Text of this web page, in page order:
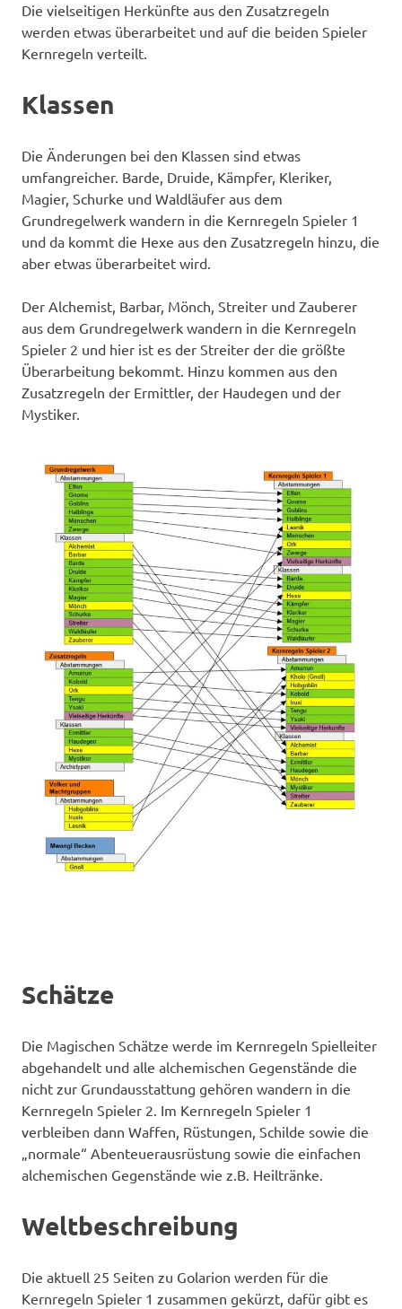
Die vielseitigen Herkünfte aus den Zusatzregeln
werden etwas überarbeitet und auf die beiden Spieler
Kernregeln verteilt.
Klassen
Die Änderungen bei den Klassen sind etwas
umfangreicher. Barde, Druide, Kämpfer, Kleriker,
Magier, Schurke und Waldläufer aus dem
Grundregelwerk wandern in die Kernregeln Spieler 1
und da kommt die Hexe aus den Zusatzregeln hinzu, die
aber etwas überarbeitet wird.
Der Alchemist, Barbar, Mönch, Streiter und Zauberer
aus dem Grundregelwerk wandern in die Kernregeln
Spieler 2 und hier ist es der Streiter der die größte
Überarbeitung bekommt. Hinzu kommen aus den
Zusatzregeln der Ermittler, der Haudegen und der
Mystiker.
Schätze
Die Magischen Schätze werde im Kernregeln Spielleiter
abgehandelt und alle alchemischen Gegenstände die
nicht zur Grundausstattung gehören wandern in die
Kernregeln Spieler 2. Im Kernregeln Spieler 1
verbleiben dann Waffen, Rüstungen, Schilde sowie die
„normale“ Abenteuerausrüstung sowie die einfachen
alchemischen Gegenstände wie z.B. Heiltränke.
Weltbeschreibung
Die aktuell 25 Seiten zu Golarion werden für die
Kernregeln Spieler 1 zusammen gekürzt, dafür gibt es